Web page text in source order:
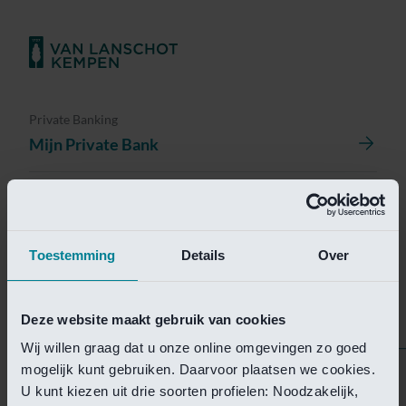
Toestemming Details Over
Deze website maakt gebruik van cookies
Wij willen graag dat u onze online omgevingen zo goed
mogelijk kunt gebruiken. Daarvoor plaatsen we cookies.
U kunt kiezen uit drie soorten profielen: Noodzakelijk,
Private Banking
Mijn Private Bank
Helaas is deze pagina